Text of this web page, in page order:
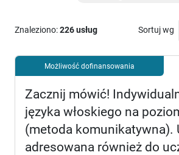
Znaleziono:226 usług Sortuj wg
Możliwość dofinansowania
Zacznij mówić!
języka włoskiego na
(metoda komunikatywna).
adresowana również do